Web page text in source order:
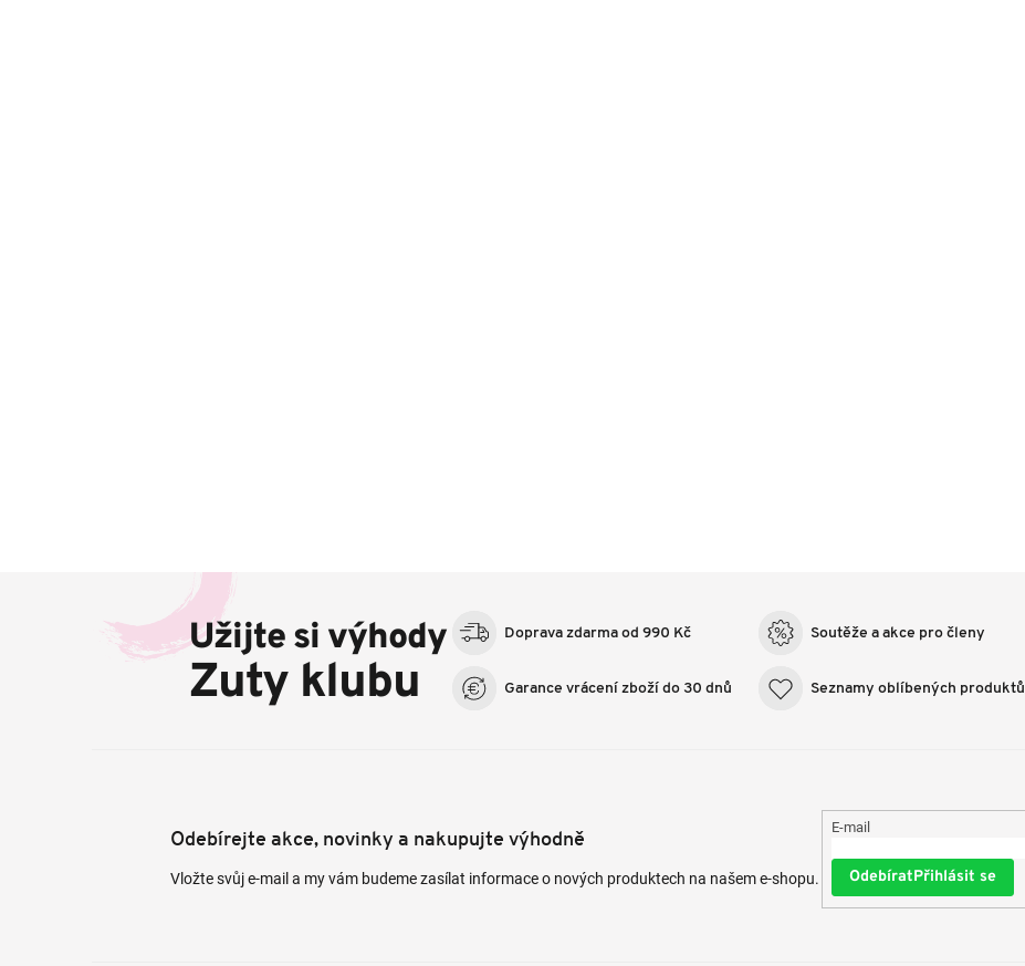
Užijte si výhody
Zuty klubu
Doprava zdarma od 990 Kč
Garance vrácení zboží do 30 dnů
Soutěže a akce pro členy
Seznamy oblíbených produktů
Odebírejte akce, novinky a nakupujte výhodně
Vložte svůj e-mail a my vám budeme zasílat informace o nových produktech na našem e-shopu.
E-mail
Přihlásit se